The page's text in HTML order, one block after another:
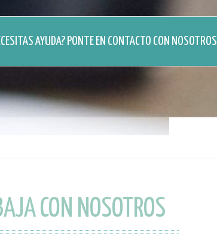
AYUDA? PONTE EN CONTACTO CON NOSOTROS
CON NOSOTROS